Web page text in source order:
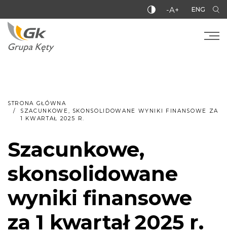
-A+ ENG
STRONA GŁÓWNA
SZACUNKOWE, SKONSOLIDOWANE WYNIKI FINANSOWE ZA
1 KWARTAŁ 2025 R.
Szacunkowe,
skonsolidowane
wyniki finansowe
za 1 kwartał 2025 r.